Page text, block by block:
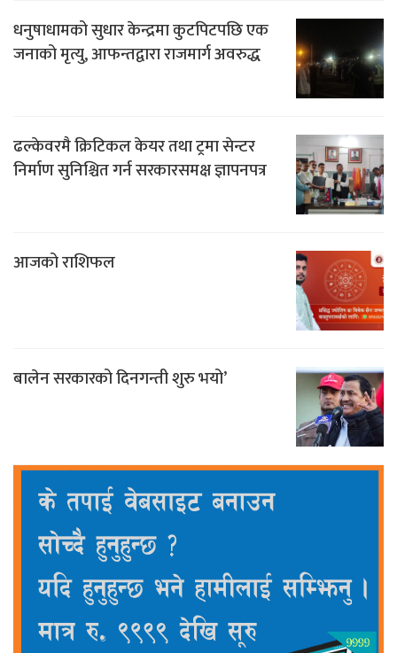
धनुषाधामको सुधार केन्द्रमा कुटपिटपछि एक
जनाको मृत्यु, आफन्तद्वारा राजमार्ग अवरुद्ध
ढल्केवरमै क्रिटिकल केयर तथा ट्रमा सेन्टर
निर्माण सुनिश्चित गर्न सरकारसमक्ष ज्ञापनपत्र
आजको राशिफल
बालेन सरकारको दिनगन्ती शुरु भयो’